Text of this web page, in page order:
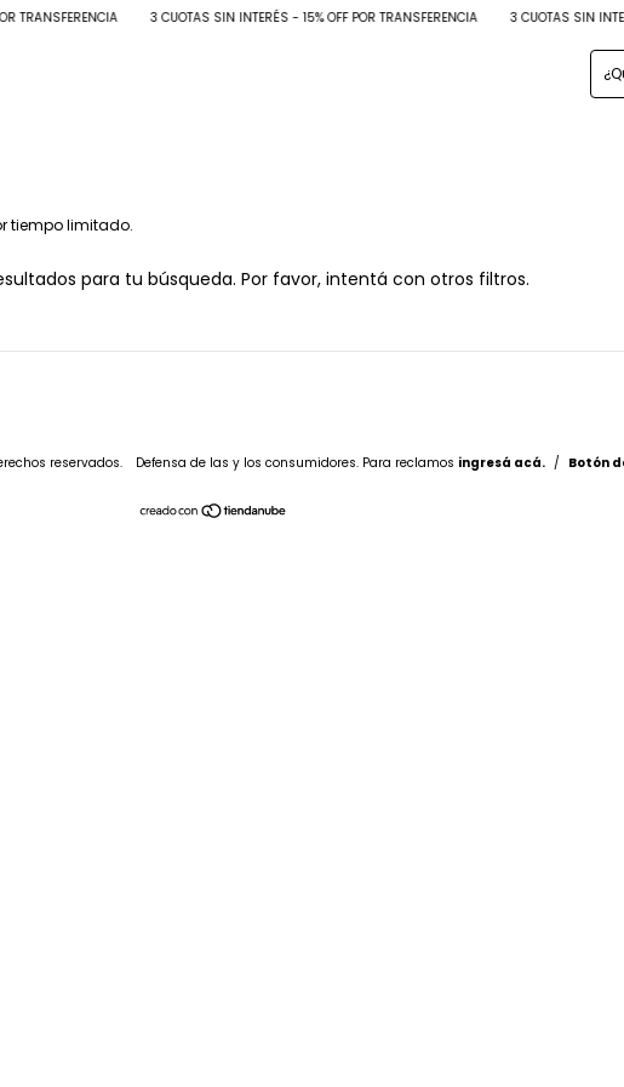
TRANSFERENCIA 3 CUOTAS SIN INTERÉS - 15% OFF POR TRANSFERENCIA 3 CUOTAS SIN
tiempo limitado.
para tu búsqueda. Por favor, intentá con otros filtros.
reservados. Defensa de las y los consumidores. Para reclamos ingresá acá. / Botón